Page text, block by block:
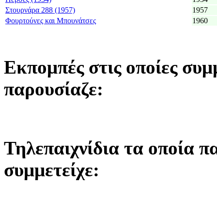
Στουρνάρα 288 (1957)
1957
Φουρτούνες και Μπουνάτσες
1960
Εκπομπές στις οποίες
παρουσίαζε:
Τηλεπαιχνίδια τα οποία
συμμετείχε: